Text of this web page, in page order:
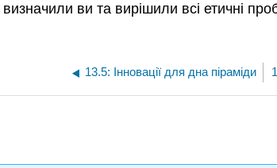
ви та вирішили всі етичні
13.5: Інновації для дна піраміди